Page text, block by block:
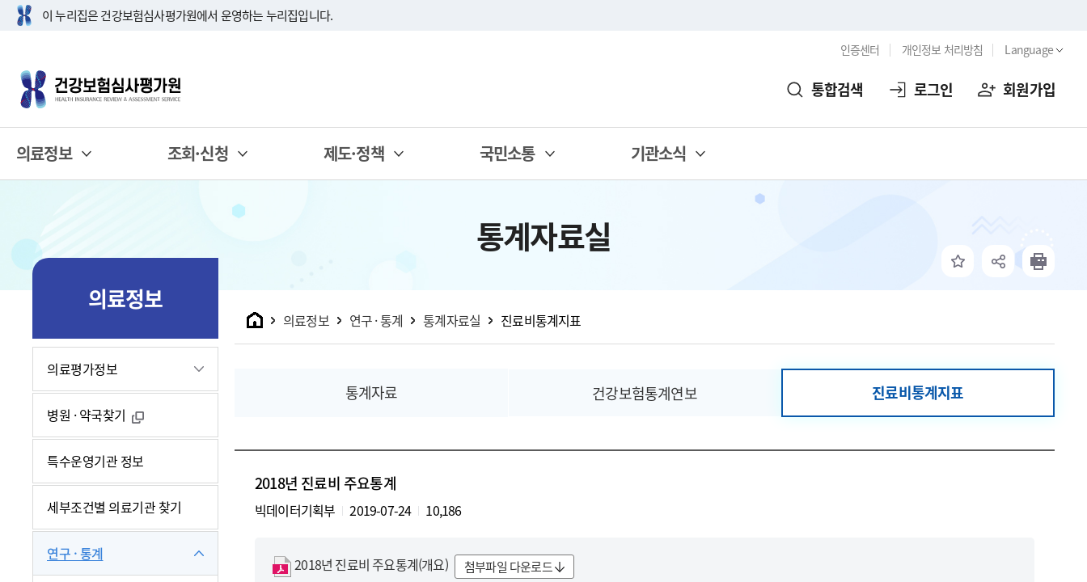
이 누리집은 건강보험심사평가원에서 운영하는 누리집입니다.
인증센터 개인정보 처리방침 Language
통합검색 로그인 회원가입
의료정보 조회·신청 제도·정책 국민소통 기관소식
의료정보
의료평가정보
병원 · 약국찾기
특수운영기관 정보
세부조건별 의료기관 찾기
연구 · 통계
통계자료실
홈 의료정보 연구 · 통계 통계자료실 진료비통계지표
통계자료 건강보험통계연보 진료비통계지표
2018년 진료비 주요통계
빅데이터기획부 2019-07-24 10,186
2018년 진료비 주요통계(개요) 첨부파일 다운로드